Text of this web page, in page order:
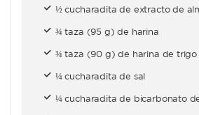
½ cucharadita de extracto de
¾ taza (95 g) de harina
¾ taza (90 g) de harina de trigo
¼ cucharadita de sal
¼ cucharadita de bicarbonato